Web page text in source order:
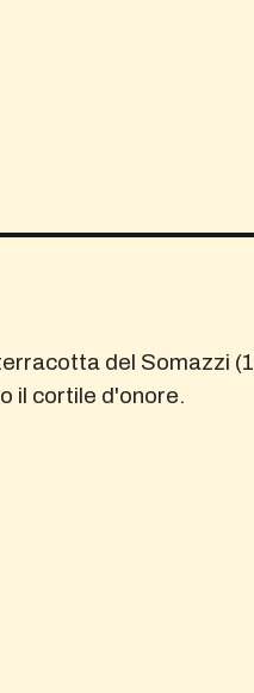
del Somazzi
il cortile d'onore.